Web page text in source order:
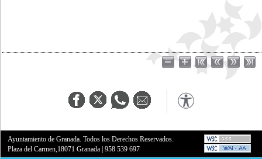
Ayuntamiento de Granada. Todos los Derechos Reservados.
Plaza del Carmen,18071 Granada |958 539 697